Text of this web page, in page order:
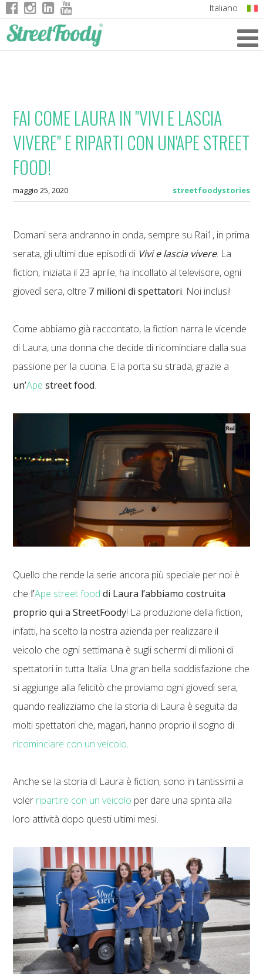
Italiano
FAI COME LAURA IN "VIVI E LASCIA
VIVERE" E RIPARTI CON UN'APE STREET
FOOD!
maggio 25, 2020 streetfoodystories
Domani sera andranno in onda, sempre su Rai1, in prima
serata, gli ultimi due episodi di Vivi e lascia vivere. La
fiction, iniziata il 23 aprile, ha incollato al televisore, ogni
giovedì sera, oltre 7 milioni di spettatori. Noi inclusi!
Come abbiamo già raccontato, la fiction narra le vicende
di Laura, una donna che decide di ricominciare dalla sua
passione per la cucina. E la porta su strada, grazie a
un’Ape street food.
Quello che rende la serie ancora più speciale per noi è
che l’Ape street food di Laura l’abbiamo costruita
proprio qui a StreetFoody! La produzione della fiction,
infatti, ha scelto la nostra azienda per realizzare il
veicolo che ogni settimana è sugli schermi di milioni di
spettatori in tutta Italia. Una gran bella soddisfazione che
si aggiunge alla felicitò che proviamo ogni giovedì sera,
quando realizziamo che la storia di Laura è seguita da
molti spettatori che, magari, hanno proprio il sogno di
ricominciare con un veicolo.
Anche se la storia di Laura è fiction, sono in tantissimi a
voler ripartire con un veicolo per dare una spinta alla
loro attività dopo questi ultimi mesi.